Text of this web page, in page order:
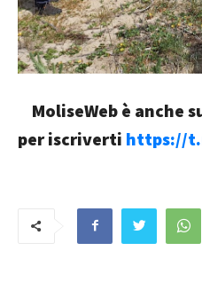
MoliseWeb è anche
per iscriverti https://